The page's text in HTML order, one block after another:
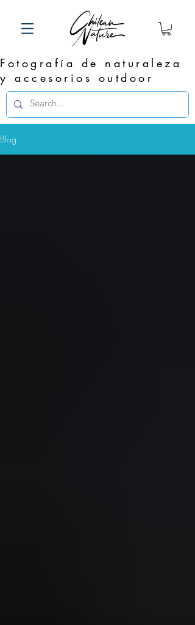
Fotografía de naturaleza
y accesorios outdoor
Blog